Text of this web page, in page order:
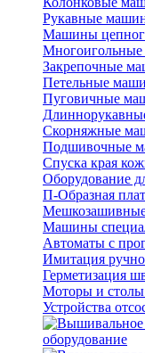
Рукавные
Машины
Закрепочные
Петельные
Пуговичные
Скорняжные
Подшивочные
Спуска края
Оборудование
П-Образная
Машины
Автоматы с
Имитация
Герметизация
Моторы и
Устройства
оборудование